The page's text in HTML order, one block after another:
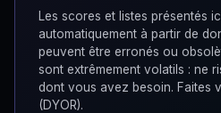
Les scores et listes présentés
automatiquement à partir de
peuvent être erronés ou
sont extrêmement volatils : ne
dont vous avez besoin. Faites
(DYOR).